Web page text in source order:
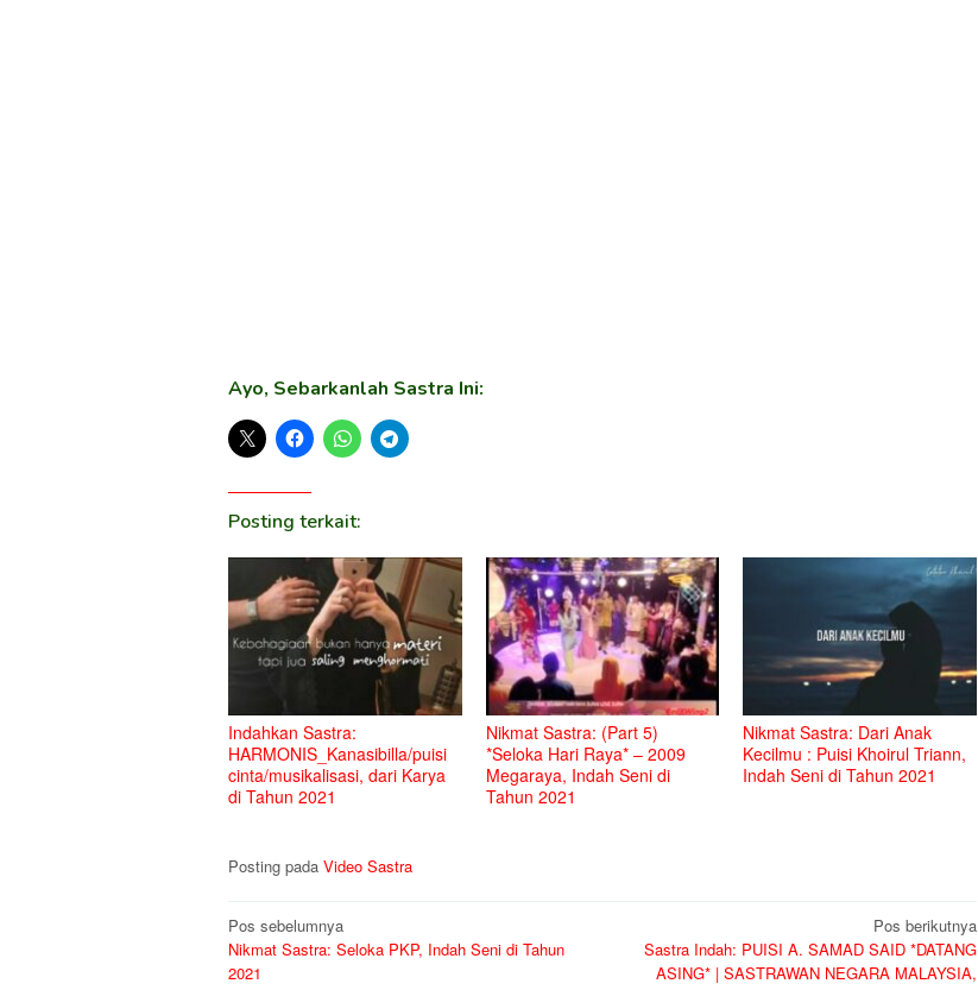
Ayo, Sebarkanlah Sastra Ini:
Posting terkait:
Indahkan Sastra:
HARMONIS_Kanasibilla/puisi
cinta/musikalisasi, dari Karya
di Tahun 2021
Nikmat Sastra: (Part 5)
*Seloka Hari Raya* – 2009
Megaraya, Indah Seni di
Tahun 2021
Nikmat Sastra: Dari Anak
Kecilmu : Puisi Khoirul Triann,
Indah Seni di Tahun 2021
Posting pada Video Sastra
Navigasi
pos
Pos sebelumnya
Nikmat Sastra: Seloka PKP, Indah Seni di Tahun
2021
Pos berikutnya
Sastra Indah: PUISI A. SAMAD SAID *DATANG
ASING* | SASTRAWAN NEGARA MALAYSIA,